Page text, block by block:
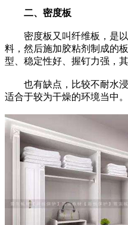
二、密度板
密度板又叫纤维板，是以
料，然后施加胶粘剂制成的
型、稳定性好、握钉力强，
也有缺点，比较不耐水浸
适合于较为干燥的环境当中。